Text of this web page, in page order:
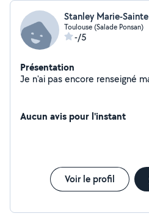
Stanley Marie-Sainte
Toulouse (Salade Ponsan)
-/5
Présentation
Aucun avis pour l'instant
Voir le profil